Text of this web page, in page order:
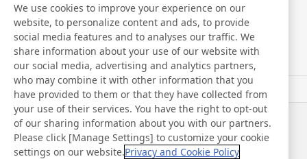
Hygiene
New Products/Technologies
Flex Sensing
Notícias
Contato
Perguntas frequentes
We use cookies to improve your experience on our
website, to personalize content and ads, to provide
social media features and to analyses our traffic. We
share information about your use of our website with
our social media, advertising and analytics partners,
who may combine it with other information that you
have provided to them or that they have collected from
your use of their services. You have the right to opt-out
of our sharing information about you with our partners.
Please click [Manage Settings] to customize your cookie
settings on our website.Privacy and Cookie Policy